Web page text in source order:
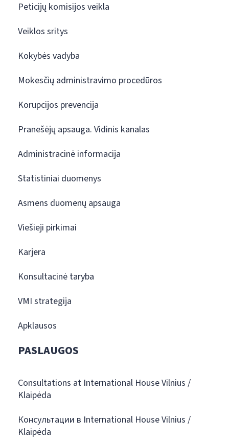
Peticijų komisijos veikla
Veiklos sritys
Kokybės vadyba
Mokesčių administravimo procedūros
Korupcijos prevencija
Pranešėjų apsauga. Vidinis kanalas
Administracinė informacija
Statistiniai duomenys
Asmens duomenų apsauga
Viešieji pirkimai
Karjera
Konsultacinė taryba
VMI strategija
Apklausos
PASLAUGOS
Consultations at International House Vilnius /
Klaipėda
Консультации в International House Vilnius /
Klaipėda